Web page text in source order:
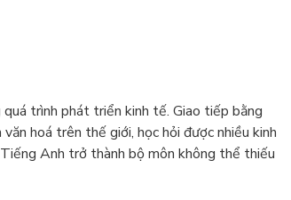
trình phát triển kinh tế. Giao tiếp bằng
hoá trên thế giới, học hỏi được nhiều kinh
Anh trở thành bộ môn không thể thiếu